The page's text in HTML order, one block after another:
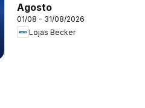
Agosto
01/08 - 31/08/2026
Lojas Becker